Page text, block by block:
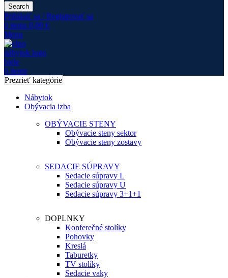
Search
Prihlásiť sa / Registrovať sa
0 items 0,00 €
Menu
0 items
Prezrieť kategórie
Nábytok
Obývacia izba
OBÝVACIE STENY
Obývacie steny sektor
Obývacie steny zostavy
SEDACIE SÚPRAVY
Sedacie súpravy L
Sedacie súpravy U
Sedacie súpravy 3+1+1
DOPLNKY
Konferečné stolíky
Pohovky
Kreslá
Taburetky
TV stolíky
Sedacie vaky